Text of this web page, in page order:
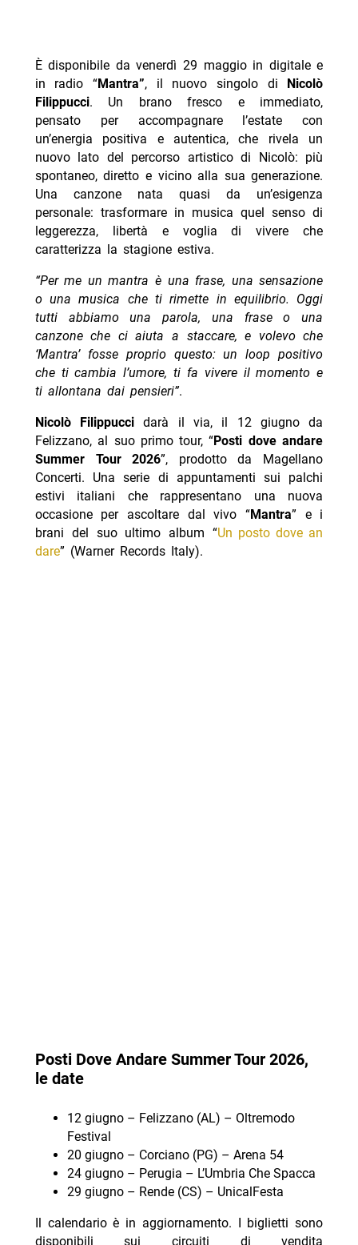
È disponibile da venerdì 29 maggio in digitale e
in radio “Mantra”, il nuovo singolo di Nicolò
Filippucci. Un brano fresco e immediato,
pensato per accompagnare l’estate con
un’energia positiva e autentica, che rivela un
nuovo lato del percorso artistico di Nicolò: più
spontaneo, diretto e vicino alla sua generazione.
Una canzone nata quasi da un’esigenza
personale: trasformare in musica quel senso di
leggerezza, libertà e voglia di vivere che
caratterizza la stagione estiva.
“Per me un mantra è una frase, una sensazione
o una musica che ti rimette in equilibrio. Oggi
tutti abbiamo una parola, una frase o una
canzone che ci aiuta a staccare, e volevo che
‘Mantra’ fosse proprio questo: un loop positivo
che ti cambia l’umore, ti fa vivere il momento e
ti allontana dai pensieri”.
Nicolò Filippucci darà il via, il 12 giugno da
Felizzano, al suo primo tour, “Posti dove andare
Summer Tour 2026”, prodotto da Magellano
Concerti. Una serie di appuntamenti sui palchi
estivi italiani che rappresentano una nuova
occasione per ascoltare dal vivo “Mantra” e i
brani del suo ultimo album “Un posto dove an
dare” (Warner Records Italy).
Posti Dove Andare Summer Tour 2026,
le date
12 giugno – Felizzano (AL) – Oltremodo
Festival
20 giugno – Corciano (PG) – Arena 54
24 giugno – Perugia – L’Umbria Che Spacca
29 giugno – Rende (CS) – UnicalFesta
Il calendario è in aggiornamento. I biglietti sono
disponibili sui circuiti di vendita